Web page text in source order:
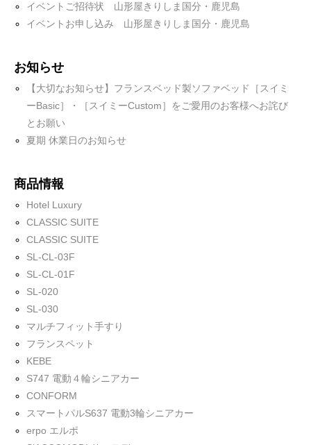
イベントご招待状 山形屋きりしま国分・鹿児島
イベントお申し込み 山形屋きりしま国分・鹿児島
お知らせ
【大切なお知らせ】フランスベッド製ソファベッド［スイミ
ーBasic］・［スイミーCustom］をご愛用のお客様へお詫び
とお願い
夏期 休業日のお知らせ
商品情報
Hotel Luxury
CLASSIC SUITE
CLASSIC SUITE
SL-CL-03F
SL-CL-01F
SL-020
SL-030
マルチフィット手すり
フランスペット
KEBE
S747 電動４輪シニアカー
CONFORM
スマートパルS637 電動3輪シニアカー
erpo エルポ